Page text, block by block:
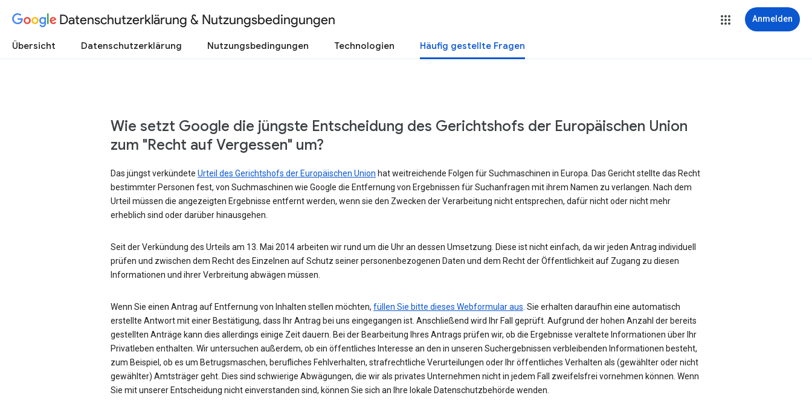
Datenschutzerklärung & Nutzungsbedingungen Anmelden
Übersicht Datenschutzerklärung Nutzungsbedingungen Technologien Häufig gestellte Fragen
Wie setzt Google die jüngste Entscheidung des Gerichtshofs der Europäischen Union
zum "Recht auf Vergessen" um?
Das jüngst verkündete Urteil des Gerichtshofs der Europäischen Union hat weitreichende Folgen für Suchmaschinen in Europa. Das Gericht stellte das Recht
bestimmter Personen fest, von Suchmaschinen wie Google die Entfernung von Ergebnissen für Suchanfragen mit ihrem Namen zu verlangen. Nach dem
Urteil müssen die angezeigten Ergebnisse entfernt werden, wenn sie den Zwecken der Verarbeitung nicht entsprechen, dafür nicht oder nicht mehr
erheblich sind oder darüber hinausgehen.
Seit der Verkündung des Urteils am 13. Mai 2014 arbeiten wir rund um die Uhr an dessen Umsetzung. Diese ist nicht einfach, da wir jeden Antrag individuell
prüfen und zwischen dem Recht des Einzelnen auf Schutz seiner personenbezogenen Daten und dem Recht der Öffentlichkeit auf Zugang zu diesen
Informationen und ihrer Verbreitung abwägen müssen.
Wenn Sie einen Antrag auf Entfernung von Inhalten stellen möchten, füllen Sie bitte dieses Webformular aus . Sie erhalten daraufhin eine automatisch
erstellte Antwort mit einer Bestätigung, dass Ihr Antrag bei uns eingegangen ist. Anschließend wird Ihr Fall geprüft. Aufgrund der hohen Anzahl der bereits
gestellten Anträge kann dies allerdings einige Zeit dauern. Bei der Bearbeitung Ihres Antrags prüfen wir, ob die Ergebnisse veraltete Informationen über Ihr
Privatleben enthalten. Wir untersuchen außerdem, ob ein öffentliches Interesse an den in unseren Suchergebnissen verbleibenden Informationen besteht,
zum Beispiel, ob es um Betrugsmaschen, berufliches Fehlverhalten, strafrechtliche Verurteilungen oder Ihr öffentliches Verhalten als (gewählter oder nicht
gewählter) Amtsträger geht. Dies sind schwierige Abwägungen, die wir als privates Unternehmen nicht in jedem Fall zweifelsfrei vornehmen können. Wenn
Sie mit unserer Entscheidung nicht einverstanden sind, können Sie sich an Ihre lokale Datenschutzbehörde wenden.